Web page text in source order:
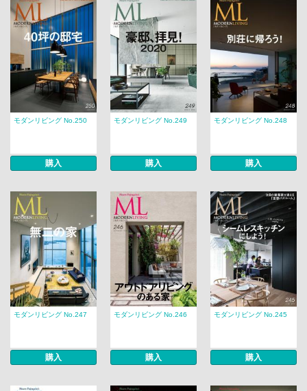
モダンリビング No.250
購入
モダンリビング No.249
購入
モダンリビング No.248
購入
モダンリビング No.247
購入
モダンリビング No.246
購入
モダンリビング No.245
購入